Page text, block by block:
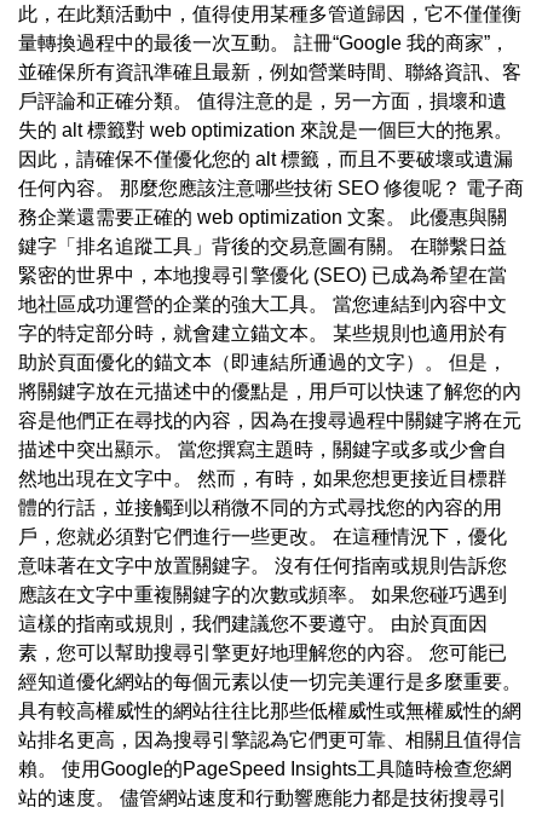
此，在此類活動中，值得使用某種多管道歸因，它不僅僅衡
量轉換過程中的最後一次互動。 註冊“Google 我的商家”，
並確保所有資訊準確且最新，例如營業時間、聯絡資訊、客
戶評論和正確分類。 值得注意的是，另一方面，損壞和遺
失的 alt 標籤對 web optimization 來說是一個巨大的拖累。
因此，請確保不僅優化您的 alt 標籤，而且不要破壞或遺漏
任何內容。 那麼您應該注意哪些技術 SEO 修復呢？ 電子商
務企業還需要正確的 web optimization 文案。 此優惠與關
鍵字「排名追蹤工具」背後的交易意圖有關。 在聯繫日益
緊密的世界中，本地搜尋引擎優化 (SEO) 已成為希望在當
地社區成功運營的企業的強大工具。 當您連結到內容中文
字的特定部分時，就會建立錨文本。 某些規則也適用於有
助於頁面優化的錨文本（即連結所通過的文字）。 但是，
將關鍵字放在元描述中的優點是，用戶可以快速了解您的內
容是他們正在尋找的內容，因為在搜尋過程中關鍵字將在元
描述中突出顯示。 當您撰寫主題時，關鍵字或多或少會自
然地出現在文字中。 然而，有時，如果您想更接近目標群
體的行話，並接觸到以稍微不同的方式尋找您的內容的用
戶，您就必須對它們進行一些更改。 在這種情況下，優化
意味著在文字中放置關鍵字。 沒有任何指南或規則告訴您
應該在文字中重複關鍵字的次數或頻率。 如果您碰巧遇到
這樣的指南或規則，我們建議您不要遵守。 由於頁面因
素，您可以幫助搜尋引擎更好地理解您的內容。 您可能已
經知道優化網站的每個元素以使一切完美運行是多麼重要。
具有較高權威性的網站往往比那些低權威性或無權威性的網
站排名更高，因為搜尋引擎認為它們更可靠、相關且值得信
賴。 使用Google的PageSpeed Insights工具隨時檢查您網
站的速度。 儘管網站速度和行動響應能力都是技術搜尋引